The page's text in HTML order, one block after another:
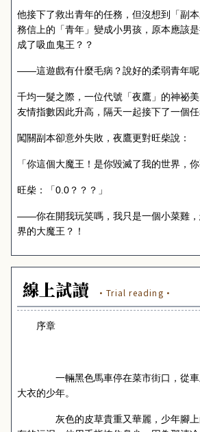
他接下了救出青年的任務，但沒想到「副
務信上的「青年」變成小男孩，原本應該
成了吸血鬼王？？
——這遊戲有什麼毛病？說好的柔弱青年呢
千均一髮之際，一位代號「夜鷹」的神祕
友情指數因此升高，隔天一起接下了一個任
闖關副本卻意外失敗，夜鷹更對旺柴說：
「你這個大魔王！是你毀滅了我的世界，你
旺柴：「0.0 ？？？」
——你在開我玩笑嗎，我只是一個小菜雞
界的大魔王？！
線上試讀 ·Trial reading·
序章
一輛黑色馬車停在菜市街口，從車
大衣的少年。
灰色的皮草貴重又華麗，少年腳上